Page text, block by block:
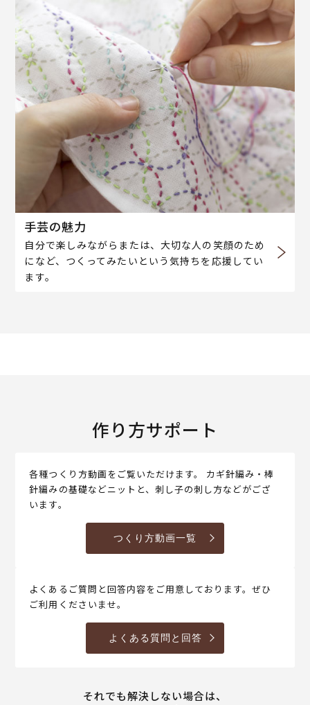
手芸の魅力
自分で楽しみながらまたは、大切な人の笑顔のため
になど、つくってみたいという気持ちを応援してい
ます。
作り方サポート
各種つくり方動画をご覧いただけます。 カギ針編み・棒
針編みの基礎などニットと、刺し子の刺し方などがござ
います。
つくり方動画一覧
よくあるご質問と回答内容をご用意しております。ぜひ
ご利用くださいませ。
よくある質問と回答
それでも解決しない場合は、